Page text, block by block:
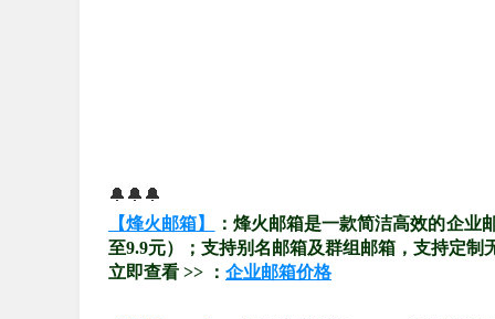
🔔🔔🔔
【烽火邮箱】
：烽火邮箱是一款简洁高效的企
至9.9元）；支持别名邮箱及群组邮箱，支持定
立即查看 >> ： 企业邮箱价格